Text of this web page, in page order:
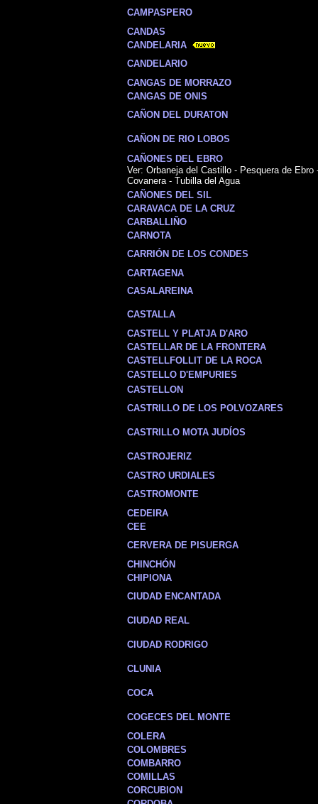
CAMPASPERO
CANDAS
CANDELARIA
CANDELARIO
CANGAS DE MORRAZO
CANGAS DE ONIS
CAÑON DEL DURATON
CAÑON DE RIO LOBOS
CAÑONES DEL EBRO
Ver: Orbaneja del Castillo - Pesquera de Ebro
Covanera - Tubilla del Agua
CAÑONES DEL SIL
CARAVACA DE LA CRUZ
CARBALLIÑO
CARNOTA
CARRIÓN DE LOS CONDES
CARTAGENA
CASALAREINA
CASTALLA
CASTELL Y PLATJA D'ARO
CASTELLAR DE LA FRONTERA
CASTELLFOLLIT DE LA ROCA
CASTELLO D'EMPURIES
CASTELLON
CASTRILLO DE LOS POLVOZARES
CASTRILLO MOTA JUDÍOS
CASTROJERIZ
CASTRO URDIALES
CASTROMONTE
CEDEIRA
CEE
CERVERA DE PISUERGA
CHINCHÓN
CHIPIONA
CIUDAD ENCANTADA
CIUDAD REAL
CIUDAD RODRIGO
CLUNIA
COCA
COGECES DEL MONTE
COLERA
COLOMBRES
COMBARRO
COMILLAS
CORCUBION